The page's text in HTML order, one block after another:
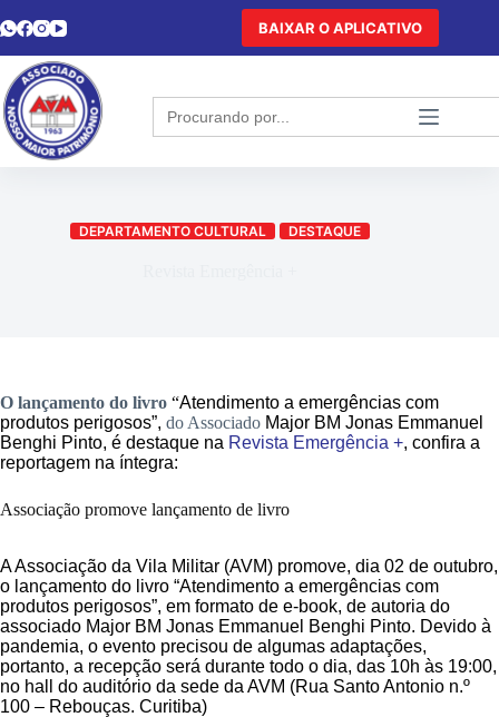
BAIXAR O APLICATIVO
Search
for:
DEPARTAMENTO CULTURAL DESTAQUE
O lançamento do livro “Atendimento a emergências com
produtos perigosos”, do Associado Major BM Jonas Emmanuel
Benghi Pinto, é destaque na Revista Emergência +, confira a
reportagem na íntegra:
Associação promove lançamento de livro
A Associação da Vila Militar (AVM) promove, dia 02 de outubro,
o lançamento do livro “Atendimento a emergências com
produtos perigosos”, em formato de e-book, de autoria do
associado Major BM Jonas Emmanuel Benghi Pinto. Devido à
pandemia, o evento precisou de algumas adaptações,
portanto, a recepção será durante todo o dia, das 10h às 19:00,
no hall do auditório da sede da AVM (Rua Santo Antonio n.º
100 – Rebouças. Curitiba)